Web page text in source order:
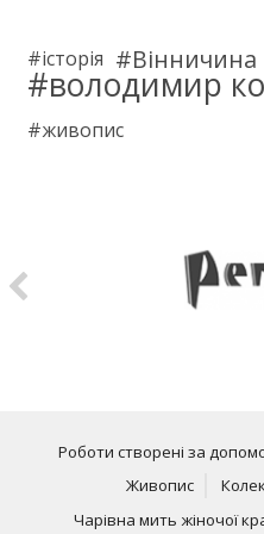
історія Вінничина
володимир
живопис
Роботи створені за
Живопис
Чарівна мить жіночої